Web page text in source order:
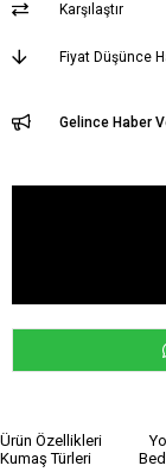
Karşılaştır
Fiyat Düşünce
Gelince Haber
Ürün Özellikleri
Kumaş Türleri